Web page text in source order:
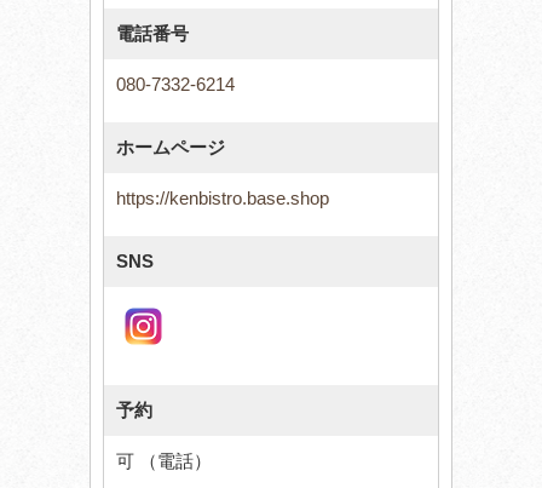
電話番号
080-7332-6214
ホームページ
https://kenbistro.base.shop
SNS
予約
可 （電話）